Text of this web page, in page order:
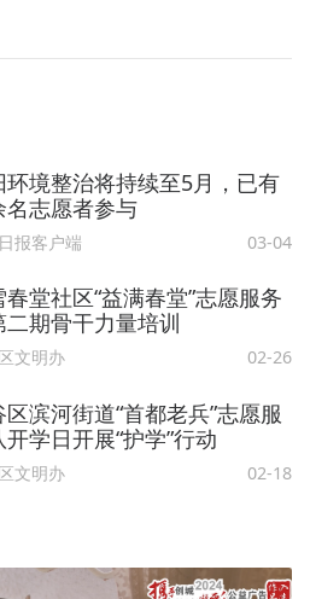
环境整治将持续至5月，已有
名志愿者参与
报客户端 03-04
春堂社区“益满春堂”志愿服务
二期骨干力量培训
文明办 02-26
区滨河街道“首都老兵”志愿服
学日开展“护学”行动
文明办 02-18